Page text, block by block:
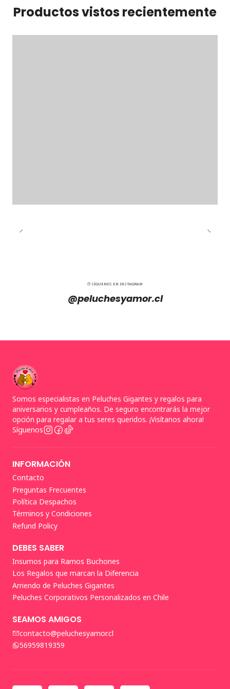
Productos vistos recientemente
SÍGUENOS EN INSTAGRAM
@peluchesyamor.cl
Somos especialistas en Peluches Gigantes y regalos para
aniversarios y cumpleaños. De seguro encontrarás la mejor
opción para regalar a tus seres queridos. ¡Visítanos ahora!
Síguenos
INFORMACIÓN
Contacto
Preguntas Frecuentes
Política Despachos
Términos y Condiciones
Refund Policy
DEBES SABER
Insumos para Ramos Buchones
Los Regalos que marcan la Diferencia
Arriendo de Peluches Gigantes
Peluches Corporativos Personalizados en Chile
SEAMOS AMIGOS
contacto@peluchesyamor.cl
56959819359